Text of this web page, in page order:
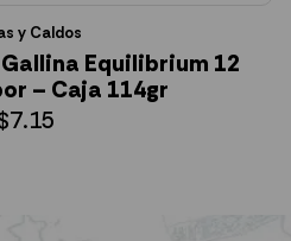
y Caldos
Equilibrium 12
– Caja 114gr
7.15